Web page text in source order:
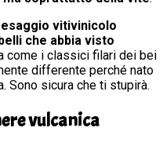
vitivinicolo
che abbia visto
come i classici filari dei bei
differente perché nato
Sono sicura che ti stupirà.
vulcanica